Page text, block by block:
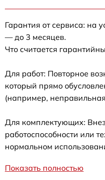
Гарантия от сервиса: на
— до 3 месяцев.
Что считается
Для работ: Повторное
который прямо
(например,
Для комплектующих:
работоспособности или
нормальном
Показать полностью